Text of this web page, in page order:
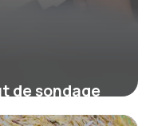
de sondage